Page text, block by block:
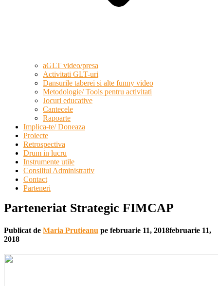
aGLT video/presa
Activitati GLT-uri
Dansurile taberei si alte funny video
Metodologie/ Tools pentru activitati
Jocuri educative
Cantecele
Rapoarte
Implica-te/ Doneaza
Proiecte
Retrospectiva
Drum in lucru
Instrumente utile
Consiliul Administrativ
Contact
Parteneri
Parteneriat Strategic FIMCAP
Publicat de Maria Prutieanu pe februarie 11, 2018februarie 11,
2018